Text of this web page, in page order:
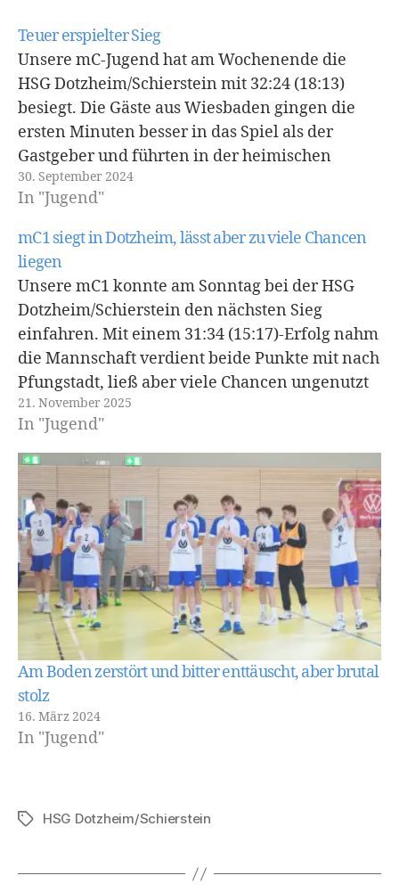
Teuer erspielter Sieg
Unsere mC-Jugend hat am Wochenende die
HSG Dotzheim/Schierstein mit 32:24 (18:13)
besiegt. Die Gäste aus Wiesbaden gingen die
ersten Minuten besser in das Spiel als der
Gastgeber und führten in der heimischen
Großsporthalle schnell mit 2:5 Toren. Unsere
DOGS gingen dann aber sehr engagiert zu
Werke und schafften einen Lauf…
30. September 2024
In "Jugend"
mC1 siegt in Dotzheim, lässt aber zu viele Chancen
liegen
Unsere mC1 konnte am Sonntag bei der HSG
Dotzheim/Schierstein den nächsten Sieg
einfahren. Mit einem 31:34 (15:17)-Erfolg nahm
die Mannschaft verdient beide Punkte mit nach
Pfungstadt, ließ aber viele Chancen ungenutzt
und machte es sich damit selbst schwerer, als
nötig. Beide Teams starteten mit offensiven
Abwehrreihen, wodurch sich in den…
21. November 2025
In "Jugend"
Am Boden zerstört und bitter enttäuscht, aber brutal
stolz
16. März 2024
In "Jugend"
Schlagwörter
HSG Dotzheim/Schierstein